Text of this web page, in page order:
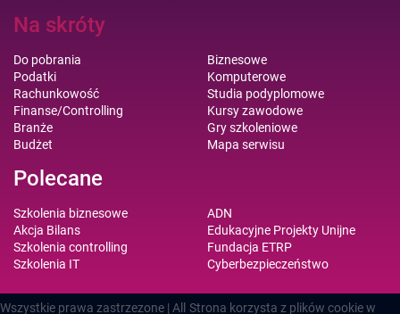
Na skróty
Do pobrania
Podatki
Rachunkowość
Finanse/Controlling
Branże
Budżet
Biznesowe
Komputerowe
Studia podyplomowe
Kursy zawodowe
Gry szkoleniowe
Mapa serwisu
Polecane
Szkolenia biznesowe
Akcja Bilans
Szkolenia controlling
Szkolenia IT
ADN
Edukacyjne Projekty Unijne
Fundacja ETRP
Cyberbezpieczeństwo
Wszystkie prawa zastrzezone | All Strona korzysta z plików cookie w